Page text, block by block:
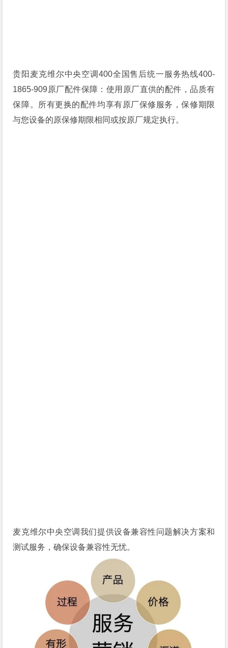
贵阳麦克维尔中央空调400全国售后统一服务热线400-
1865-909原厂配件保障：使用原厂直供的配件，品质有
保障。所有更换的配件均享有原厂保修服务，保修期限
与您设备的原保修期限相同或按原厂规定执行。
麦克维尔中央空调我们提供设备兼容性问题解决方案和
测试服务，确保设备兼容性无忧。